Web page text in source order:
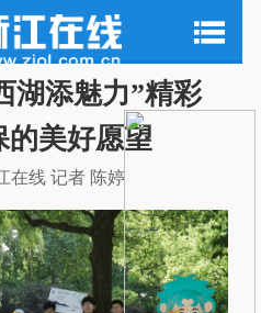
湖添魅力”精彩
的美好愿望
在线 记者 陈婷